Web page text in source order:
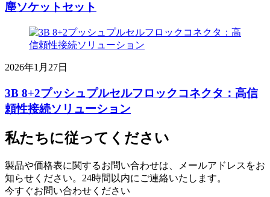
塵ソケットセット
2026年1月27日
3B 8+2プッシュプルセルフロックコネクタ：高信
頼性接続ソリューション
私たちに従ってください
製品や価格表に関するお問い合わせは、メールアドレスをお
知らせください。24時間以内にご連絡いたします。
今すぐお問い合わせください